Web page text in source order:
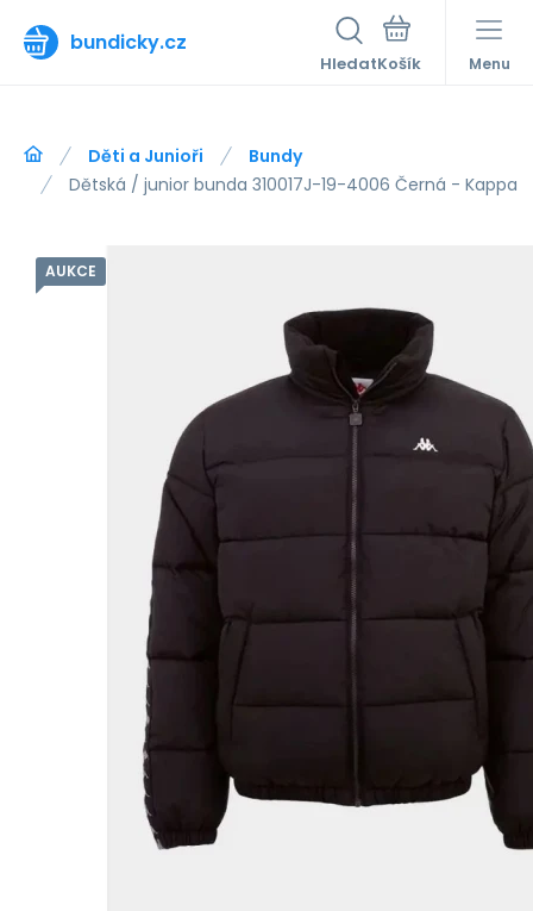
bundicky.cz
Hledat Menu
Děti a Junioři
Bundy
Dětská / junior bunda 310017J-19-4006 Černá - Kappa
AUKCE